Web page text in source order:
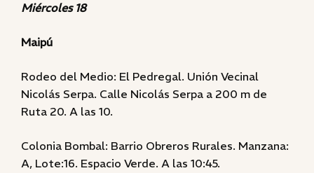
Miércoles 18
Maipú
Rodeo del Medio: El Pedregal. Unión Vecinal
Nicolás Serpa. Calle Nicolás Serpa a 200 m de
Ruta 20. A las 10.
Colonia Bombal: Barrio Obreros Rurales. Manzana:
A, Lote:16. Espacio Verde. A las 10:45.